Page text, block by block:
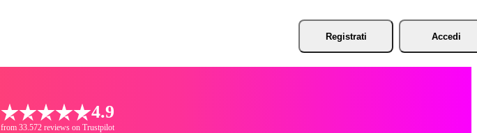
Registrati Accedi
4.9
from 33.572 reviews on Trustpilot